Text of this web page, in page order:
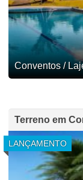
Conventos /
Terreno em
LANÇAMENTO